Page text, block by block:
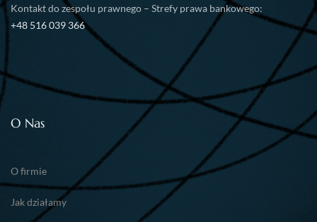
Kontakt do zespołu prawnego – Strefy prawa bankowego:
+48 516 039 366
O Nas
O firmie
Jak działamy